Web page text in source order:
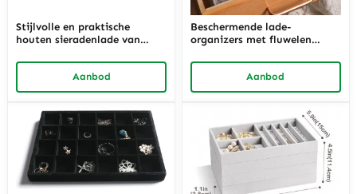
Stijlvolle en praktische
houten sieradenlade van
elegantie
Aanbod
Beschermende lade-
organizers met fluwelen
armbanden | Op maat
gemaakte opbergoplossingen
voor juweliers die een
Aanbod